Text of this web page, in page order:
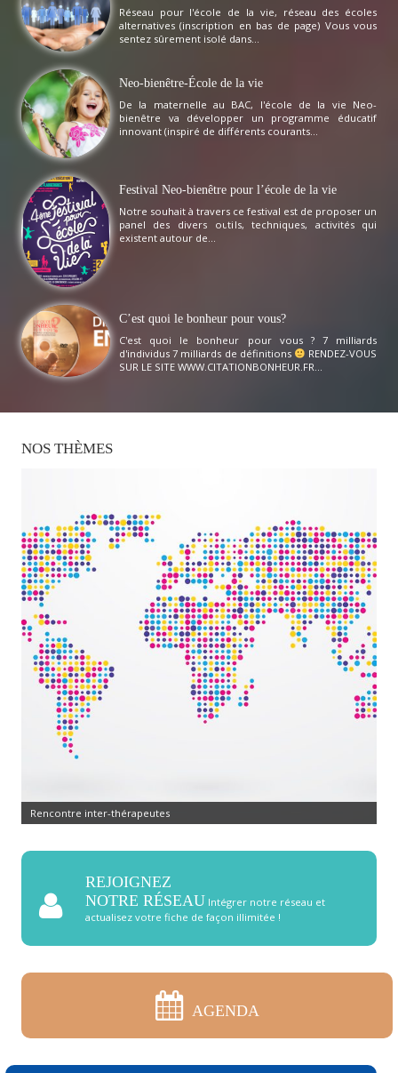
Réseau pour l'école de la vie, réseau des écoles
alternatives (inscription en bas de page) Vous vous
sentez sûrement isolé dans...
Neo-bienêtre-École de la vie
De la maternelle au BAC, l'école de la vie Neo-
bienêtre va développer un programme éducatif
innovant (inspiré de différents courants...
Festival Neo-bienêtre pour l’école de la vie
Notre souhait à travers ce festival est de proposer un
panel des divers outils, techniques, activités qui
existent autour de...
C’est quoi le bonheur pour vous?
C'est quoi le bonheur pour vous ? 7 milliards
d'individus 7 milliards de définitions
RENDEZ-VOUS
SUR LE SITE WWW.CITATIONBONHEUR.FR...
NOS THÈMES
Rencontre inter-thérapeutes
REJOIGNEZ
NOTRE RÉSEAU Intégrer notre réseau et
actualisez votre fiche de façon illimitée !
AGENDA